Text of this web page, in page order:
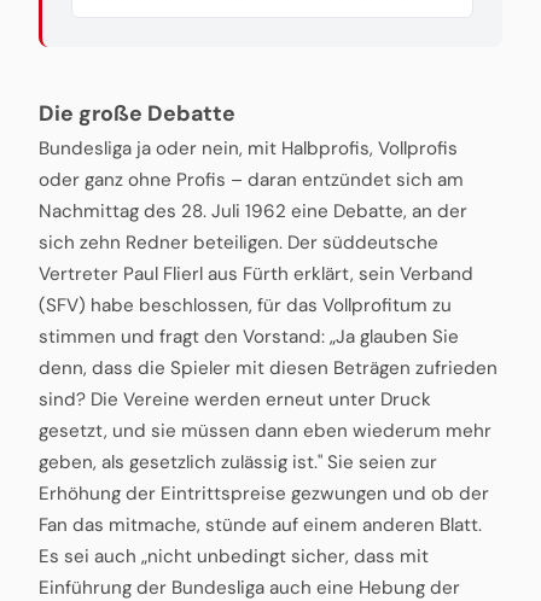
Die große Debatte
Bundesliga ja oder nein, mit Halbprofis, Vollprofis
oder ganz ohne Profis – daran entzündet sich am
Nachmittag des 28. Juli 1962 eine Debatte, an der
sich zehn Redner beteiligen. Der süddeutsche
Vertreter Paul Flierl aus Fürth erklärt, sein Verband
(SFV) habe beschlossen, für das Vollprofitum zu
stimmen und fragt den Vorstand: „Ja glauben Sie
denn, dass die Spieler mit diesen Beträgen zufrieden
sind? Die Vereine werden erneut unter Druck
gesetzt, und sie müssen dann eben wiederum mehr
geben, als gesetzlich zulässig ist." Sie seien zur
Erhöhung der Eintrittspreise gezwungen und ob der
Fan das mitmache, stünde auf einem anderen Blatt.
Es sei auch „nicht unbedingt sicher, dass mit
Einführung der Bundesliga auch eine Hebung der